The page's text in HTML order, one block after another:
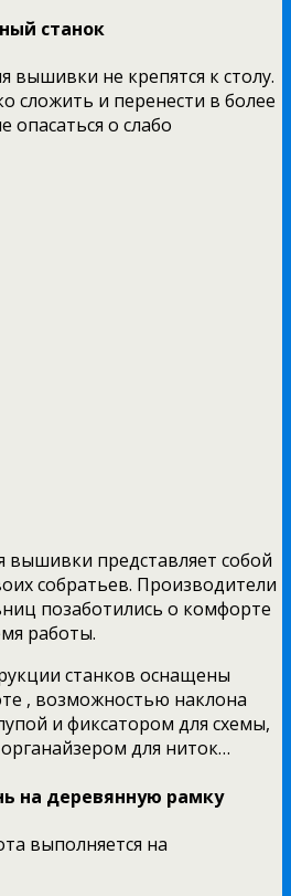
станок
вышивки не крепятся к столу.
сложить и перенести в более
опасаться о слабо
вышивки представляет собой
собратьев. Производители
позаботились о комфорте
работы.
станков оснащены
, возможностью наклона
и фиксатором для схемы,
для ниток…
на деревянную рамку
выполняется на